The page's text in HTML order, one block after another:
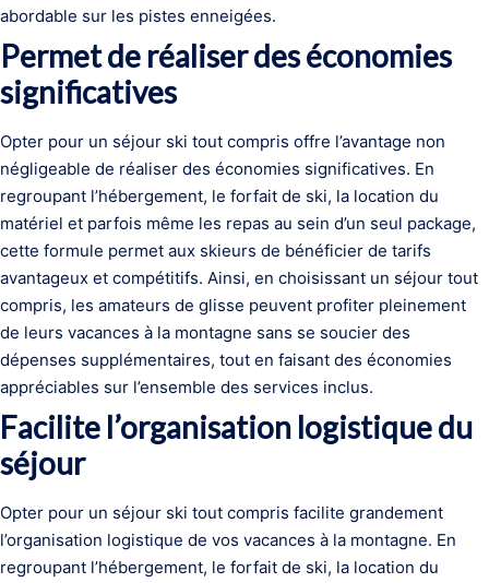
abordable sur les pistes enneigées.
Permet de réaliser des économies
significatives
Opter pour un séjour ski tout compris offre l’avantage non
négligeable de réaliser des économies significatives. En
regroupant l’hébergement, le forfait de ski, la location du
matériel et parfois même les repas au sein d’un seul package,
cette formule permet aux skieurs de bénéficier de tarifs
avantageux et compétitifs. Ainsi, en choisissant un séjour tout
compris, les amateurs de glisse peuvent profiter pleinement
de leurs vacances à la montagne sans se soucier des
dépenses supplémentaires, tout en faisant des économies
appréciables sur l’ensemble des services inclus.
Facilite l’organisation logistique du
séjour
Opter pour un séjour ski tout compris facilite grandement
l’organisation logistique de vos vacances à la montagne. En
regroupant l’hébergement, le forfait de ski, la location du